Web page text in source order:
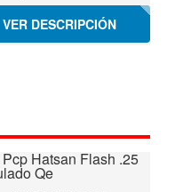
VER DESCRIPCIÓN
Hatsan Flash .25
Qe